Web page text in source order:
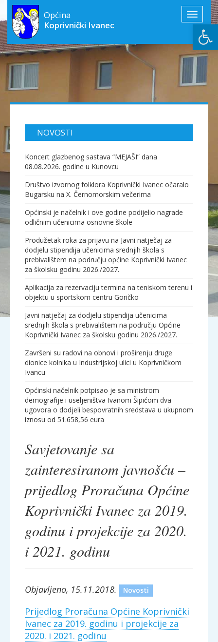
Toggle
Općina
Koprivnički Ivanec
NOVOSTI
Koncert glazbenog sastava “MEJAŠI” dana
08.08.2026. godine u Kunovcu
Društvo izvornog folklora Koprivnički Ivanec očaralo
Bugarsku na X. Černomorskim večerima
Općinski je načelnik i ove godine podijelio nagrade
odličnim učenicima osnovne škole
Produžetak roka za prijavu na Javni natječaj za
dodjelu stipendija učenicima srednjih škola s
prebivalištem na području općine Koprivnički Ivanec
za školsku godinu 2026./2027.
Aplikacija za rezervaciju termina na teniskom terenu i
objektu u sportskom centru Goričko
Javni natječaj za dodjelu stipendija učenicima
srednjih škola s prebivalištem na području Općine
Koprivnički Ivanec za školsku godinu 2026./2027.
Završeni su radovi na obnovi i proširenju druge
dionice kolnika u Industrijskoj ulici u Koprivničkom
Ivancu
Općinski načelnik potpisao je sa ministrom
demografije i useljeništva Ivanom Šipićom dva
ugovora o dodjeli bespovratnih sredstava u ukupnom
iznosu od 51.658,56 eura
Savjetovanje sa
zainteresiranom javnošću –
prijedlog Proračuna Općine
Koprivnički Ivanec za 2019.
godinu i projekcije za 2020.
i 2021. godinu
Objavljeno, 15.11.2018. Novosti
Prijedlog Proračuna Općine Koprivnički
Ivanec za 2019. godinu i projekcije za
2020. i 2021. godinu